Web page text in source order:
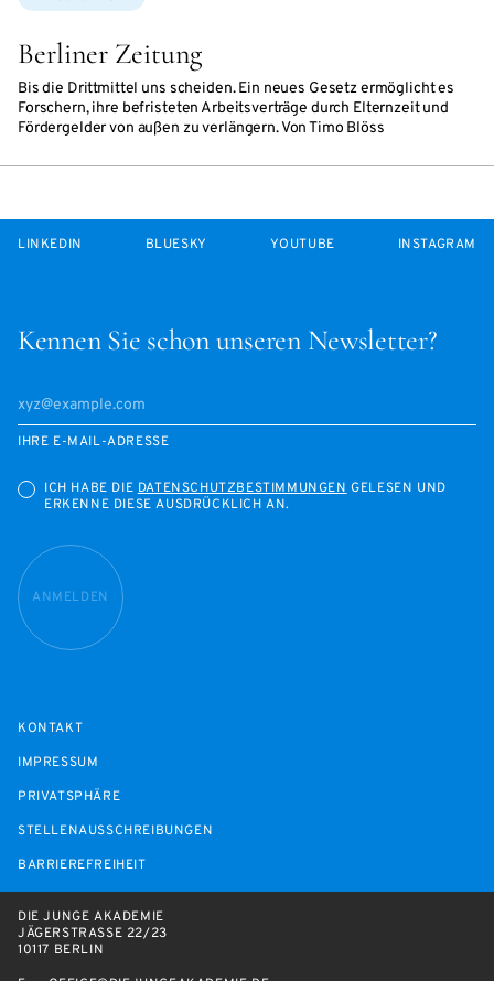
Berliner Zeitung
Bis die Drittmittel uns scheiden. Ein neues Gesetz ermöglicht es
Forschern, ihre befristeten Arbeitsverträge durch Elternzeit und
Fördergelder von außen zu verlängern. Von Timo Blöss
Kennen Sie schon unseren Newsletter?
IHRE E-MAIL-ADRESSE
ICH HABE DIEDATENSCHUTZBESTIMMUNGENGELESEN UND
ERKENNE DIESE AUSDRÜCKLICH AN.
ANMELDEN
LINKEDIN BLUESKY YOUTUBE INSTAGRAM
KONTAKT
IMPRESSUM
PRIVATSPHÄRE
STELLENAUSSCHREIBUNGEN
BARRIEREFREIHEIT
DIE JUNGE AKADEMIE
JÄGERSTRASSE 22/23
10117 BERLIN